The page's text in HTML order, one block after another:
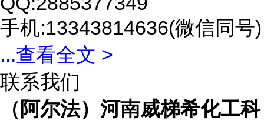
手机:13343814636(微信同号)
...查看全文 >
联系我们
（阿尔法）河南威梯希化工科